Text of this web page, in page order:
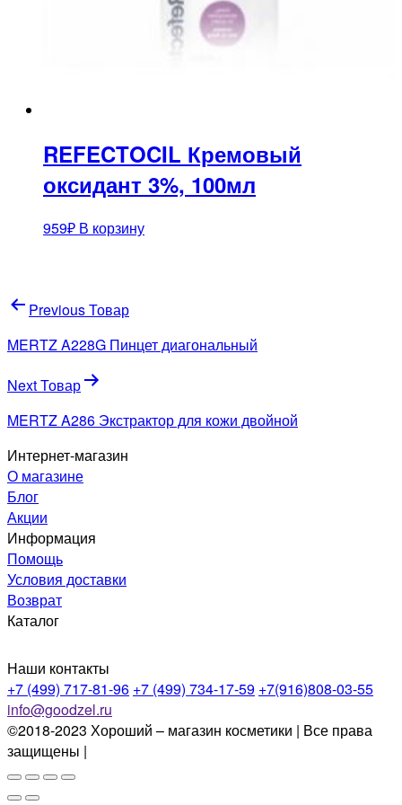
REFECTOCIL Кремовый
оксидант 3%, 100мл
959₽ В корзину
Навигация
по
записям
Previous Товар
MERTZ A228G Пинцет диагональный
Next Товар
MERTZ A286 Экстрактор для кожи двойной
Интернет-магазин
О магазине
Блог
Акции
Информация
Помощь
Условия доставки
Возврат
Каталог
Наши контакты
+7 (499) 717-81-96 +7 (499) 734-17-59 +7(916)808-03-55
info@goodzel.ru
©2018-2023 Хороший – магазин косметики | Все права
защищены |